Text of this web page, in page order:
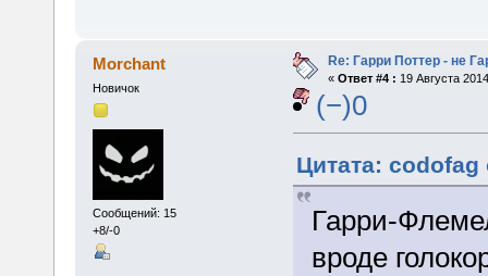
Morchant
Новичок
Сообщений: 15
+8/-0
Re: Гарри Поттер - не
« Ответ #4 : 19 Августа
(−)0
Цитата: codofag
Гарри-
вроде